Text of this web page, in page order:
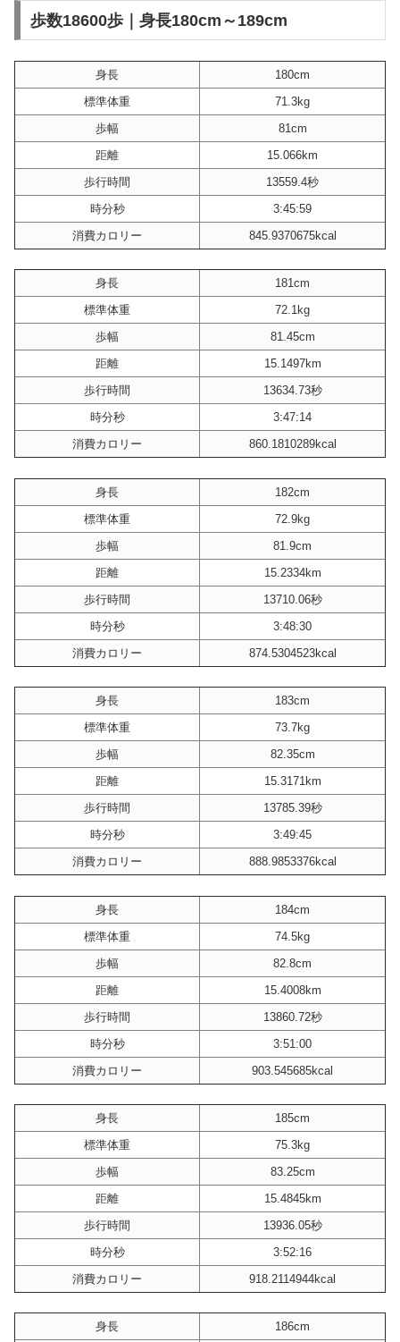
歩数18600歩｜身長180cm～189cm
身長
180cm
標準体重
71.3kg
歩幅
81cm
距離
15.066km
歩行時間
13559.4秒
時分秒
3:45:59
消費カロリー
845.9370675kcal
身長
181cm
標準体重
72.1kg
歩幅
81.45cm
距離
15.1497km
歩行時間
13634.73秒
時分秒
3:47:14
消費カロリー
860.1810289kcal
身長
182cm
標準体重
72.9kg
歩幅
81.9cm
距離
15.2334km
歩行時間
13710.06秒
時分秒
3:48:30
消費カロリー
874.5304523kcal
身長
183cm
標準体重
73.7kg
歩幅
82.35cm
距離
15.3171km
歩行時間
13785.39秒
時分秒
3:49:45
消費カロリー
888.9853376kcal
身長
184cm
標準体重
74.5kg
歩幅
82.8cm
距離
15.4008km
歩行時間
13860.72秒
時分秒
3:51:00
消費カロリー
903.545685kcal
身長
185cm
標準体重
75.3kg
歩幅
83.25cm
距離
15.4845km
歩行時間
13936.05秒
時分秒
3:52:16
消費カロリー
918.2114944kcal
身長
186cm